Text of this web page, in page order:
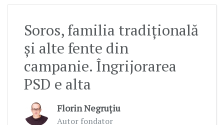
Soros, familia tradițională
și alte fente din
campanie. Îngrijorarea
PSD e alta
Florin Negruțiu
Autor fondator